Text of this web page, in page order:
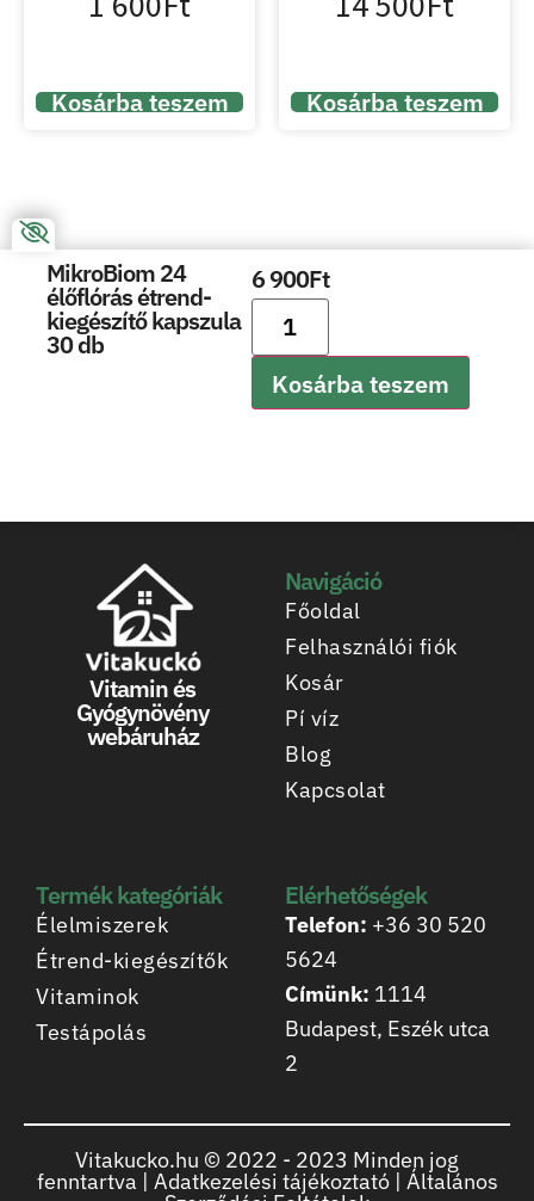
Kosárba teszem Kosárba teszem
MikroBiom 24
élőflórás étrend-
kiegészítő kapszula
30 db
6 900Ft
Kosárba teszem
Vitamin és
Gyógynövény
webáruház
Navigáció
Főoldal
Felhasználói fiók
Kosár
Pí víz
Blog
Kapcsolat
Termék kategóriák
Élelmiszerek
Étrend-kiegészítők
Vitaminok
Testápolás
Elérhetőségek
Telefon: +36 30 520
5624
Címünk: 1114
Budapest, Eszék utca
2
Vitakucko.hu © 2022 - 2023 Minden jog
fenntartva | Adatkezelési tájékoztató| Általános